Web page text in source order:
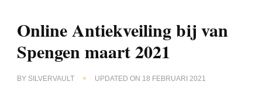
Online Antiekveiling bij van
Spengen maart 2021
BY SILVERVAULT UPDATED ON 18 FEBRUARI 2021